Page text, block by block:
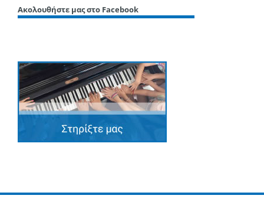
Ακολουθήστε μας στο Facebook